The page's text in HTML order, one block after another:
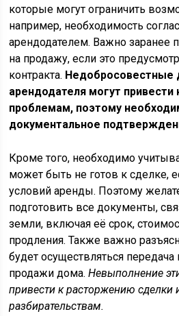
которые могут ограничить
например, необходимость
арендодателем. Важно заранее
на продажу, если это
контракта. Недобросовестные
арендодателя могут
проблемам, поэтому
документальное
Кроме того, необходимо
может быть не готов к сделке,
условий аренды. Поэтому
подготовить все документы,
земли, включая её срок,
продления. Также важно
будет осуществляться
продажи дома.Невыполнение
привести к расторжению
разбирательствам.